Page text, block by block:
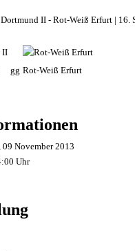
II - Rot-Weiß Erfurt | 16.
gg Rot-Weiß Erfurt
09 November 2013
Uhr